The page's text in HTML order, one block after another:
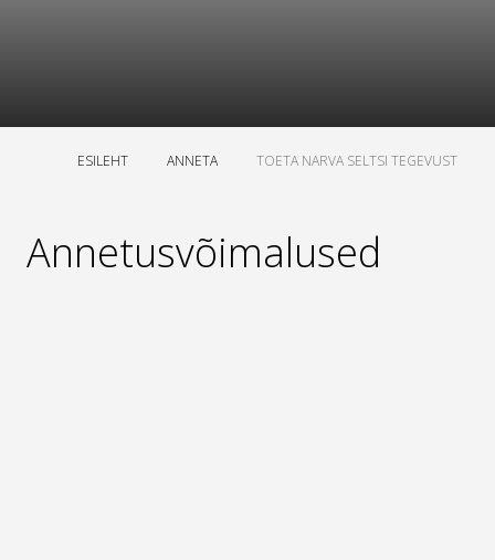
ESILEHT ANNETA TOETA NARVA SELTSI TEGEVUST
Annetusvõimalused